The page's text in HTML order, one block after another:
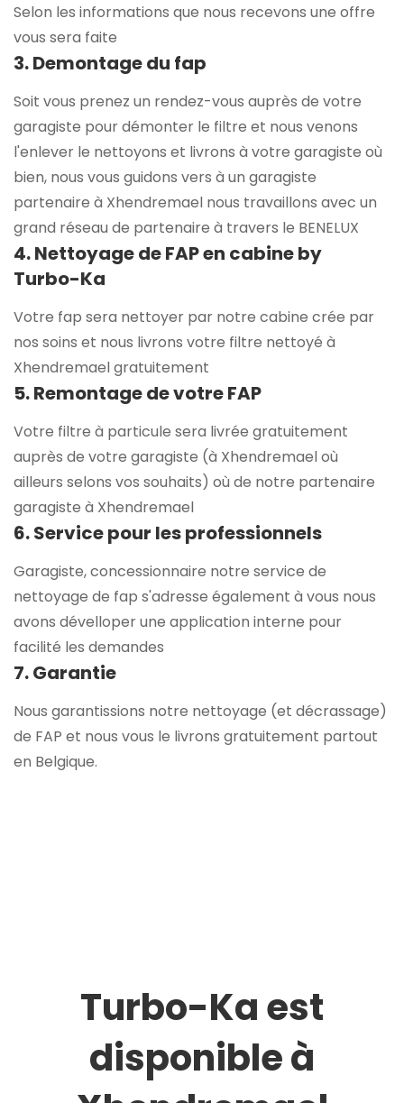
Selon les informations que nous recevons une offre
vous sera faite
3. Demontage du fap
Soit vous prenez un rendez-vous auprès de votre
garagiste pour démonter le filtre et nous venons
l'enlever le nettoyons et livrons à votre garagiste où
bien, nous vous guidons vers à un garagiste
partenaire à Xhendremael nous travaillons avec un
grand réseau de partenaire à travers le BENELUX
4. Nettoyage de FAP en cabine by
Turbo-Ka
Votre fap sera nettoyer par notre cabine crée par
nos soins et nous livrons votre filtre nettoyé à
Xhendremael gratuitement
5. Remontage de votre FAP
Votre filtre à particule sera livrée gratuitement
auprès de votre garagiste (à Xhendremael où
ailleurs selons vos souhaits) où de notre partenaire
garagiste à Xhendremael
6. Service pour les professionnels
Garagiste, concessionnaire notre service de
nettoyage de fap s'adresse également à vous nous
avons dévelloper une application interne pour
facilité les demandes
7. Garantie
Nous garantissions notre nettoyage (et décrassage)
de FAP et nous vous le livrons gratuitement partout
en Belgique.
Turbo-Ka est
disponible à